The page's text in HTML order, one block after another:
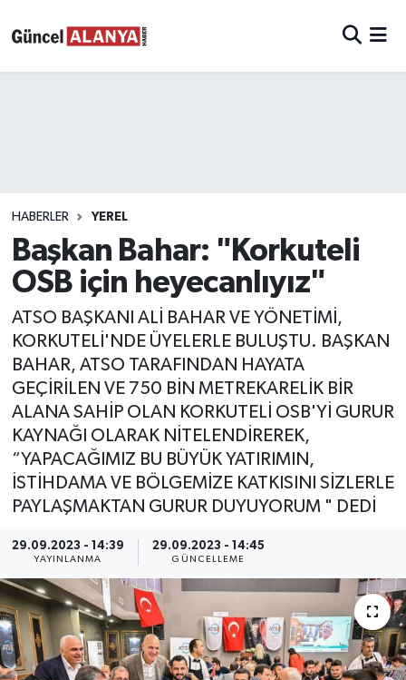
HABERLER YEREL
Başkan Bahar: "Korkuteli
OSB için heyecanlıyız"
ATSO BAŞKANI ALİ BAHAR VE YÖNETİMİ,
KORKUTELİ'NDE ÜYELERLE BULUŞTU. BAŞKAN
BAHAR, ATSO TARAFINDAN HAYATA
GEÇİRİLEN VE 750 BİN METREKARELİK BİR
ALANA SAHİP OLAN KORKUTELİ OSB'Yİ GURUR
KAYNAĞI OLARAK NİTELENDİREREK,
“YAPACAĞIMIZ BU BÜYÜK YATIRIMIN,
İSTİHDAMA VE BÖLGEMİZE KATKISINI SİZLERLE
PAYLAŞMAKTAN GURUR DUYUYORUM " DEDİ
29.09.2023 - 14:39
YAYINLANMA
29.09.2023 - 14:45
GÜNCELLEME